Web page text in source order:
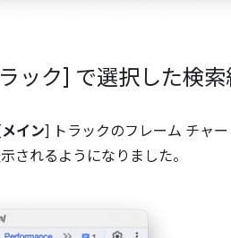
ック] で選択した検
メイン] トラックのフレーム チャ
されるようになりました。